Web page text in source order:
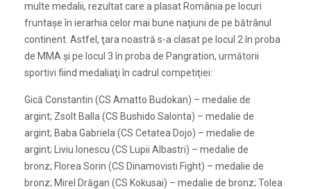
multe medalii, rezultat care a plasat România pe locuri
fruntaşe în ierarhia celor mai bune naţiuni de pe bătrânul
continent. Astfel, ţara noastră s-a clasat pe locul 2 în proba
de MMA şi pe locul 3 în proba de Pangration, următorii
sportivi fiind medaliaţi în cadrul competiţiei:
Gică Constantin (CS Amatto Budokan) – medalie de
argint; Zsolt Balla (CS Bushido Salonta) – medalie de
argint; Baba Gabriela (CS Cetatea Dojo) – medalie de
argint; Liviu Ionescu (CS Lupii Albastri) – medalie de
bronz; Florea Sorin (CS Dinamovisti Fight) – medalie de
bronz; Mirel Drăgan (CS Kokusai) – medalie de bronz; Tolea